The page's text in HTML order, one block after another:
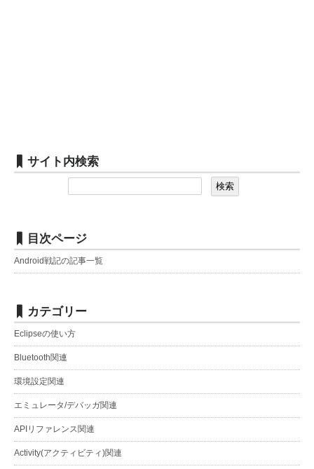
サイト内検索
目次ページ
Android戦記の記事一覧
カテゴリー
Eclipseの使い方
Bluetooth関連
環境設定関連
エミュレータ/デバッガ関連
APIリファレンス関連
Activity(アクティビティ)関連